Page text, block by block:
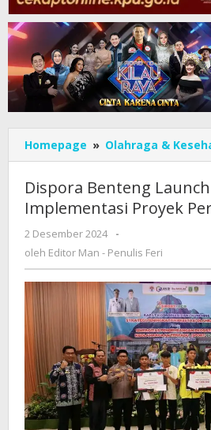
Homepage » Olahraga &
Dispora Benteng
Implementasi Proyek
2 Desember 2024
oleh
Editor
Penulis
Feri
-
oleh Editor Man - Penulis Feri